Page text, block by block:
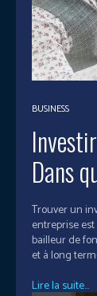
BUSINESS
Dans
Trouver un
entreprise
bailleur de
et à long
Lire la suite...